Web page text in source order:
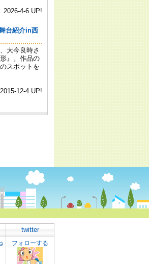
twitter
フォローする